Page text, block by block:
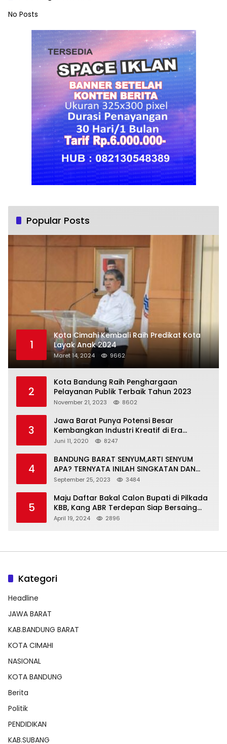
No Posts
Popular Posts
1
Kota Cimahi Kembali Raih Predikat Kota
Layak Anak 2024
Maret 14, 2024 9662
2
Kota Bandung Raih Penghargaan
Pelayanan Publik Terbaik Tahun 2023
November 21, 2023 8602
3
Jawa Barat Punya Potensi Besar
Kembangkan Industri Kreatif di Era
Normal Baru
Juni 11, 2020 8247
4
BANDUNG BARAT SENYUM,ARTI SENYUM
APA? TERNYATA INILAH SINGKATAN DAN
MAKNANYA
September 25, 2023 3484
5
Maju Daftar Bakal Calon Bupati di Pilkada
KBB, Kang ABR Terdepan Siap Bersaing
Dengan Balon Lainnya
April 19, 2024 2896
Kategori
Headline
JAWA BARAT
KAB.BANDUNG BARAT
KOTA CIMAHI
NASIONAL
KOTA BANDUNG
Berita
Politik
PENDIDIKAN
KAB.SUBANG